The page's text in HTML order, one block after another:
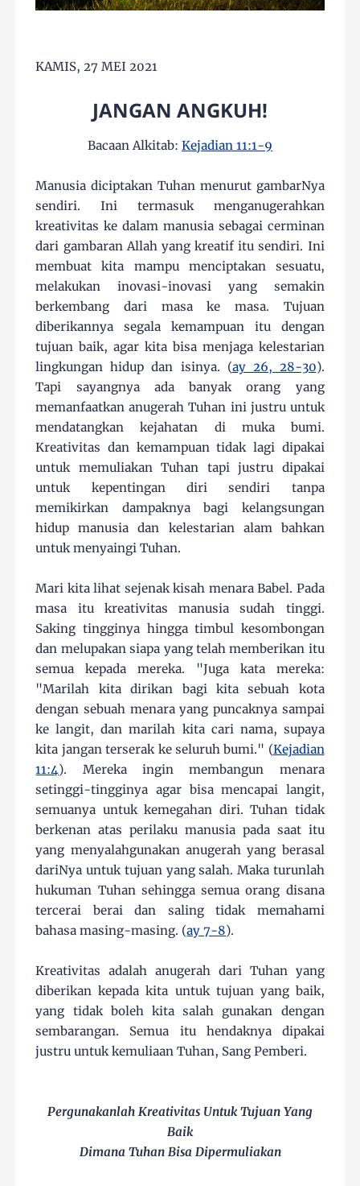
KAMIS, 27 MEI 2021
JANGAN ANGKUH!
Bacaan Alkitab: Kejadian 11:1-9
Manusia diciptakan Tuhan menurut gambarNya
sendiri. Ini termasuk menganugerahkan
kreativitas ke dalam manusia sebagai cerminan
dari gambaran Allah yang kreatif itu sendiri. Ini
membuat kita mampu menciptakan sesuatu,
melakukan inovasi-inovasi yang semakin
berkembang dari masa ke masa. Tujuan
diberikannya segala kemampuan itu dengan
tujuan baik, agar kita bisa menjaga kelestarian
lingkungan hidup dan isinya. (ay 26, 28-30).
Tapi sayangnya ada banyak orang yang
memanfaatkan anugerah Tuhan ini justru untuk
mendatangkan kejahatan di muka bumi.
Kreativitas dan kemampuan tidak lagi dipakai
untuk memuliakan Tuhan tapi justru dipakai
untuk kepentingan diri sendiri tanpa
memikirkan dampaknya bagi kelangsungan
hidup manusia dan kelestarian alam bahkan
untuk menyaingi Tuhan.
Mari kita lihat sejenak kisah menara Babel. Pada
masa itu kreativitas manusia sudah tinggi.
Saking tingginya hingga timbul kesombongan
dan melupakan siapa yang telah memberikan itu
semua kepada mereka. "Juga kata mereka:
"Marilah kita dirikan bagi kita sebuah kota
dengan sebuah menara yang puncaknya sampai
ke langit, dan marilah kita cari nama, supaya
kita jangan terserak ke seluruh bumi." (Kejadian
11:4). Mereka ingin membangun menara
setinggi-tingginya agar bisa mencapai langit,
semuanya untuk kemegahan diri. Tuhan tidak
berkenan atas perilaku manusia pada saat itu
yang menyalahgunakan anugerah yang berasal
dariNya untuk tujuan yang salah. Maka turunlah
hukuman Tuhan sehingga semua orang disana
tercerai berai dan saling tidak memahami
bahasa masing-masing. (ay 7-8).
Kreativitas adalah anugerah dari Tuhan yang
diberikan kepada kita untuk tujuan yang baik,
yang tidak boleh kita salah gunakan dengan
sembarangan. Semua itu hendaknya dipakai
justru untuk kemuliaan Tuhan, Sang Pemberi.
Pergunakanlah Kreativitas Untuk Tujuan Yang
Baik
Dimana Tuhan Bisa Dipermuliakan